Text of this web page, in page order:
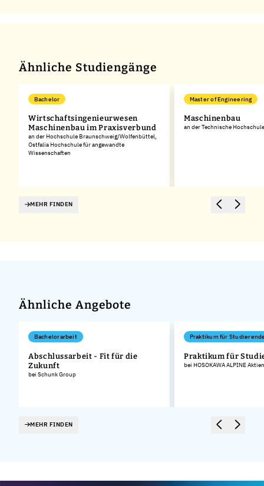
Ähnliche Studiengänge
Bachelor
Wirtschaftsingenieurwesen
Maschinenbau im Praxisverbund
an der Hochschule Braunschweig/Wolfenbüttel,
Ostfalia Hochschule für angewandte
Wissenschaften
Master of Engineering
Maschinenbau
an der Technische
MEHR FINDEN
Ähnliche Angebote
Bachelorarbeit
Abschlussarbeit - Fit für die
Zukunft
bei Schunk Group
Praktikum für
Praktikum für
bei HOSOKAWA ALPINE
MEHR FINDEN